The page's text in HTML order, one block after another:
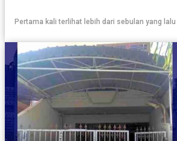
Pertama kali terlihat lebih dari sebulan yang lalu